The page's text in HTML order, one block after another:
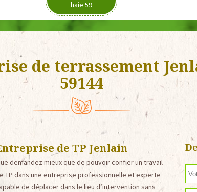
haie 59
de terrassement
59144
de TP Jenlain
demandez mieux que de pouvoir confier un travail
TP dans une entreprise professionnelle et experte
de déplacer dans le lieu d’intervention sans